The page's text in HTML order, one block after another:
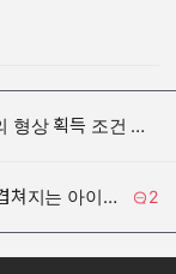
홍염이 울부짖는 탑 관련 화염의 형상 획득 조건 개선
[루리엘] [아리엘]붙어서 안 겹쳐지는 아이템 개선안 2